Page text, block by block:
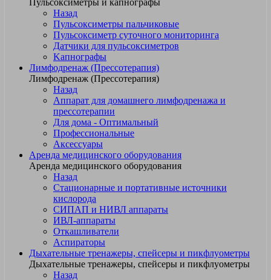
Пульсоксиметры и капнографы
Назад
Пульсоксиметры пальчиковые
Пульсоксиметр суточного мониторинга
Датчики для пульсоксиметров
Kапнографы
Лимфодренаж (Прессотерапия)
Лимфодренаж (Прессотерапия)
Назад
Аппарат для домашнего лимфодренажа и
прессотерапии
Для дома - Оптимальный
Профессиональные
Аксессуары
Аренда медицинского оборудования
Аренда медицинского оборудования
Назад
Стационарные и портативные источники
кислорода
СИПАП и НИВЛ аппараты
ИВЛ-аппараты
Откашливатели
Аспираторы
Дыхательные тренажеры, спейсеры и пикфлуометры
Дыхательные тренажеры, спейсеры и пикфлуометры
Назад